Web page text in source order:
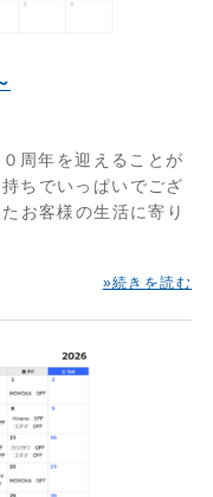
周年を迎えることが
ちでいっぱいでござ
お客様の生活に寄り
»続きを読む